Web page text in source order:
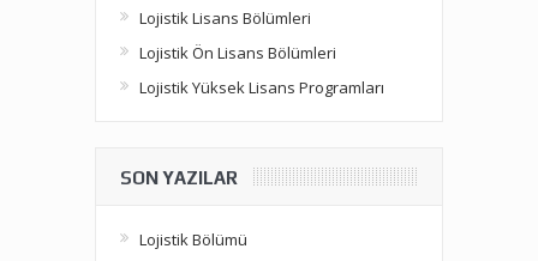
Lojistik Lisans Bölümleri
Lojistik Ön Lisans Bölümleri
Lojistik Yüksek Lisans Programları
SON YAZILAR
Lojistik Bölümü